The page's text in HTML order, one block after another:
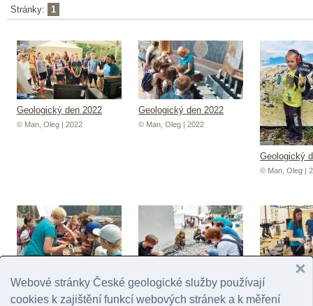
Stránky: 1
Geologický den 2022
© Man, Oleg | 2022
Geologický den 2022
© Man, Oleg | 2022
Geologický
© Man, Oleg |
Geologický den 2022
© Man, Oleg | 2022 Geologický den 2022
Geologický
© Man, Oleg |
Webové stránky České geologické služby používají
cookies k zajištění funkcí webových stránek a k měření